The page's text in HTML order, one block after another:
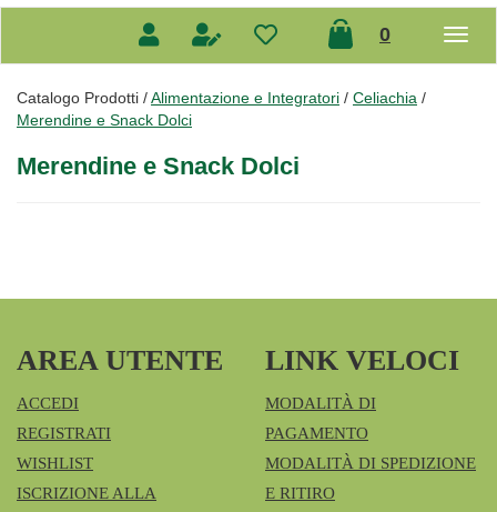
0prodotti
Catalogo Prodotti /Alimentazione e Integratori / Celiachia /
Merendine e Snack Dolci
Merendine e Snack Dolci
AREA UTENTE
ACCEDI
REGISTRATI
WISHLIST
ISCRIZIONE ALLA
LINK VELOCI
MODALITÀ DI
PAGAMENTO
MODALITÀ DI SPEDIZIONE
E RITIRO